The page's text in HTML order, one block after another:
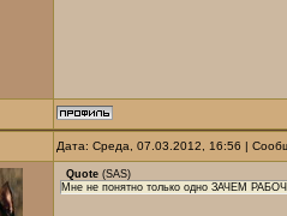
Дата: Среда, 07.03.2012, 16:56 |
Quote (SAS)
Мне не понятно только одно ЗАЧЕМ